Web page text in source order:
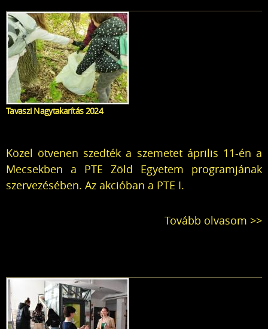
Tavaszi Nagytakarítás 2024
Közel ötvenen szedték a szemetet április 11-én a
Mecsekben a PTE Zöld Egyetem programjának
szervezésében. Az akcióban a PTE I.
Tovább olvasom >>